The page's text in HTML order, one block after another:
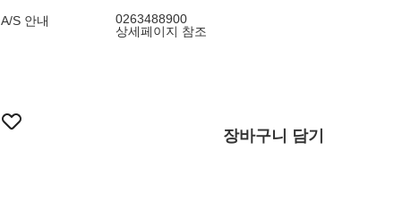
A/S 안내
0263488900
상세페이지 참조
장바구니 담기